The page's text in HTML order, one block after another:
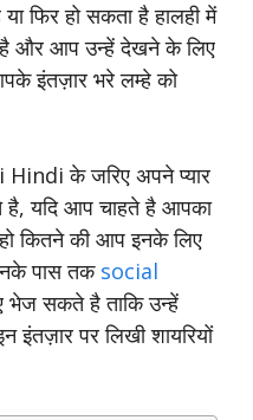
फिर हो सकता है हालही में
है और आप उन्हें देखने के लिए
इंतज़ार भरे लम्हे को
के जरिए अपने प्यार
यदि आप चाहते है आपका
कितने की आप इनके लिए
पास तक social
भेज सकते है ताकि उन्हें
पर लिखी शायरियों